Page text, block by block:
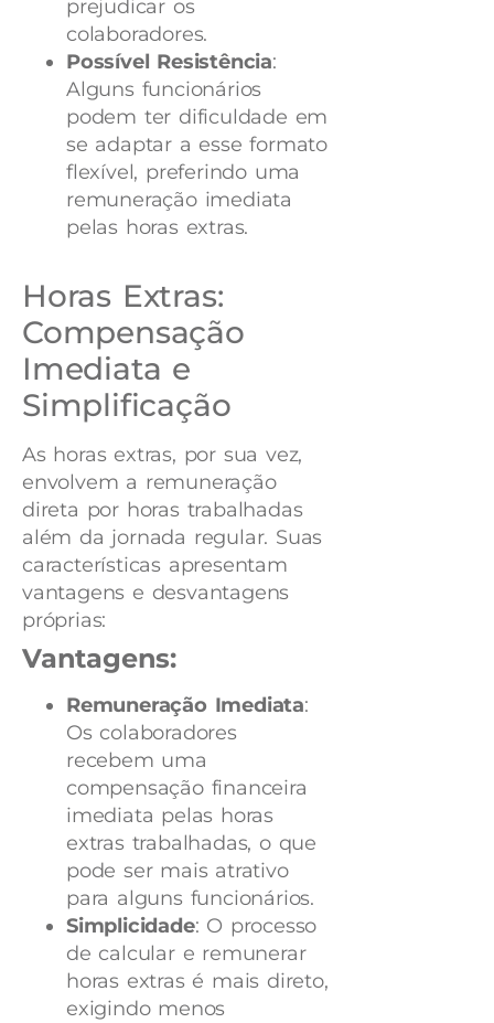
prejudicar os
colaboradores.
Possível Resistência:
Alguns funcionários
podem ter dificuldade em
se adaptar a esse formato
flexível, preferindo uma
remuneração imediata
pelas horas extras.
Horas Extras:
Compensação
Imediata e
Simplificação
As horas extras, por sua vez,
envolvem a remuneração
direta por horas trabalhadas
além da jornada regular. Suas
características apresentam
vantagens e desvantagens
próprias:
Vantagens:
Remuneração Imediata:
Os colaboradores
recebem uma
compensação financeira
imediata pelas horas
extras trabalhadas, o que
pode ser mais atrativo
para alguns funcionários.
Simplicidade: O processo
de calcular e remunerar
horas extras é mais direto,
exigindo menos